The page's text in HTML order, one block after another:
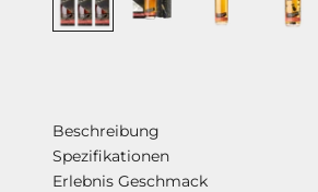
Beschreibung
Spezifikationen
Erlebnis Geschmack